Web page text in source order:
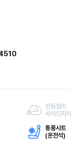
전동접이
사이드미러
통풍시트
(운전석)